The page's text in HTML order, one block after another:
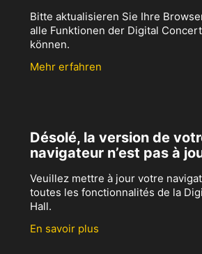
Bitte aktualisieren Sie Ihre
alle Funktionen der Digital
können.
Mehr erfahren
Désolé, la version de
navigateur n’est pas à
Veuillez mettre à jour votre
toutes les fonctionnalités de la
Hall.
En savoir plus